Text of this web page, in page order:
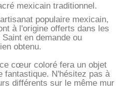
mexicain traditionnel.
populaire mexicain,
à l'origine offerts dans les
en demande ou
obtenu.
cœur coloré fera un objet
fantastique. N'hésitez pas à
différents sur le même mur